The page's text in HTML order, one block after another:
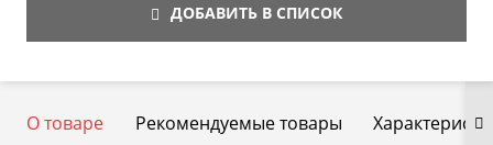
ДОБАВИТЬ В СПИСОК
О товаре Рекомендуемые товары